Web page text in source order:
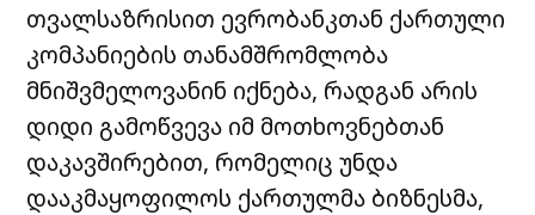
თვალსაზრისით ევრობანკთან ქართული
კომპანიების თანამშრომლობა
მნიშვმელოვანინ იქნება, რადგან არის
დიდი გამოწვევა იმ მოთხოვნებთან
დაკავშირებით, რომელიც უნდა
დააკმაყოფილოს ქართულმა ბიზნესმა,